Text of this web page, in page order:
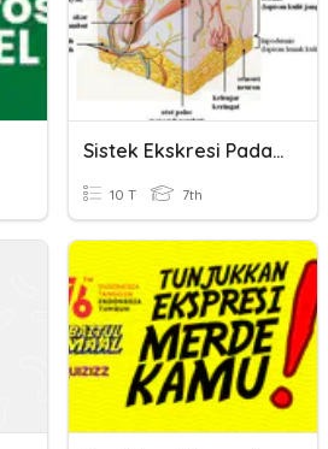
Sistek Ekskresi Pada Kulit
10 T 7th